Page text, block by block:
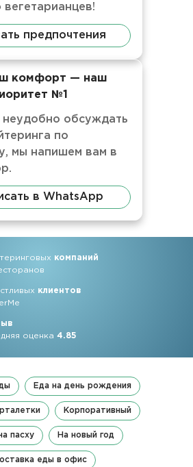
вегетарианцев!
предпочтения
комфорт — наш
№1
неудобно обсуждать
по
мы напишем вам в
в WhatsApp
компаний
клиентов
оценка4.85
Еда на день рождения
Корпоративный
пасху На новый год
еды в офис